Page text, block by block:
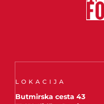
LOKACIJA
Butmirska cesta 43